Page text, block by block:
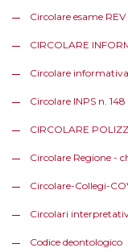
Circolare esame
CIRCOLARE
Circolare
Circolare INPS n.
CIRCOLARE
Circolare Regione -
Circolare-Collegi-
Circolari
Codice deontologico